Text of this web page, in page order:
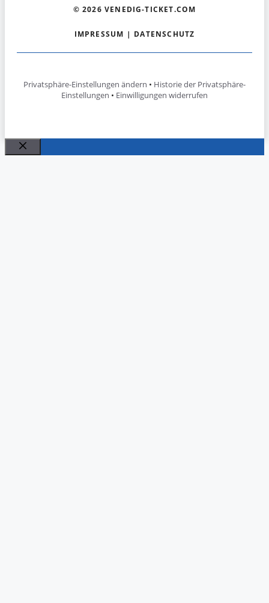
© 2026 VENEDIG-TICKET.COM
IMPRESSUM | DATENSCHUTZ
Privatsphäre-Einstellungen ändern • Historie der Privatsphäre-
Einstellungen • Einwilligungen widerrufen
Schließen